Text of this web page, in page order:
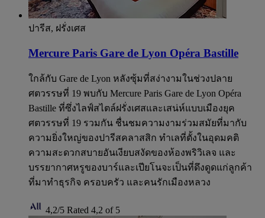
ปารีส, ฝรั่งเศส
Mercure Paris Gare de Lyon Opéra Bastille
ใกล้กับ Gare de Lyon หลังซุ้มที่สง่างามในช่วงปลาย
ศตวรรษที่ 19 พบกับ Mercure Paris Gare de Lyon Opéra
Bastille ที่ซึ่งไลฟ์สไตล์ฝรั่งเศสและเสน่ห์แบบเมืองยุค
ศตวรรษที่ 19 รวมกัน ชื่นชมความงามร่วมสมัยที่มากับ
ความยิ่งใหญ่ของปารีสคลาสสิก ทําเลที่ตั้งในอุดมคติ
ความสะดวกสบายอันเงียบสงัดของห้องพริวิเลจ และ
บรรยากาศหรูของบาร์และเปียโนจะเป็นที่ดึงดูดแก่ลูกค้า
ที่มาทำธุรกิจ ครอบครัว และคนรักเมืองหลวง
4,2/5 Rated 4,2 of 5